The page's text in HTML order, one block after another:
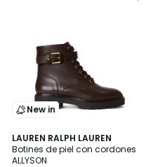
New in
LAUREN RALPH LAUREN
Botines de piel con cordones
ALLYSON